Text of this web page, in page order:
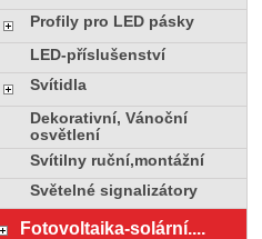
Profily pro LED pásky
LED-příslušenství
Svítidla
Dekorativní, Vánoční
osvětlení
Svítilny ruční,montážní
Světelné signalizátory
Fotovoltaika-solární....